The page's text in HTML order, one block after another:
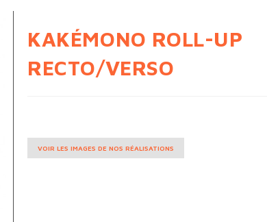
KAKÉMONO ROLL-UP
RECTO/VERSO
VOIR LES IMAGES DE NOS RÉALISATIONS